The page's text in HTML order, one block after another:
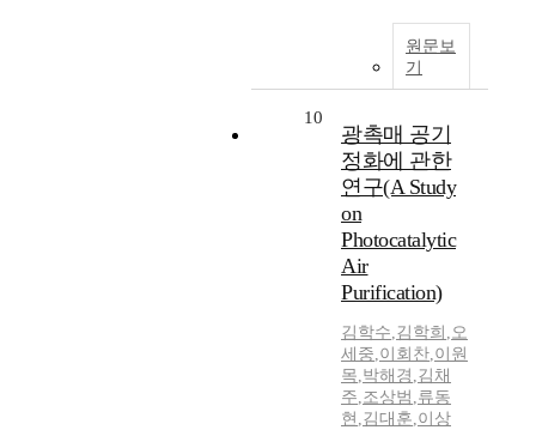
원문보
기
10
광촉매 공기
정화에 관한
연구(A Study
on
Photocatalytic
Air
Purification)
김학수,김학희 ,오
세중,이회찬,이원
목,박해경 ,김채
주,조상범 ,류동
현 ,김대훈,이상